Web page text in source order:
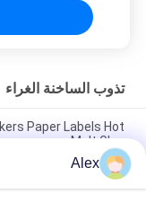
تذوب الساخنة الغراء
Paper Labels Hot
Melt Glue
Use Elastic Hot
Melt Glue
Alex